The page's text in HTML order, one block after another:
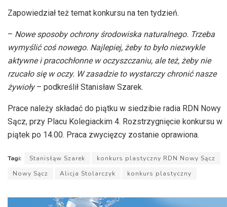
Zapowiedział też temat konkursu na ten tydzień.
– Nowe sposoby ochrony środowiska naturalnego. Trzeba
wymyślić coś nowego. Najlepiej, żeby to było niezwykle
aktywne i pracochłonne w oczyszczaniu, ale też, żeby nie
rzucało się w oczy. W zasadzie to wystarczy chronić nasze
żywioły– podkreślił Stanisław Szarek.
Prace należy składać do piątku w siedzibie radia RDN Nowy
Sącz, przy Placu Kolegiackim 4. Rozstrzygnięcie konkursu w
piątek po 14.00. Praca zwycięzcy zostanie oprawiona.
Tagi: Stanisłąw Szarek
konkurs plastyczny RDN Nowy Sącz
Nowy Sącz
Alicja Stolarczyk konkurs plastyczny